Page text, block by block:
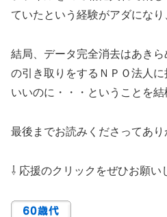
ていたという経験がアダになり
結局、データ完全消去はあき
の引き取りをするＮＰＯ法人
いいのに・・・ということを結
最後までお読みくださってあり
⇩ 応援のクリックをぜひお願い